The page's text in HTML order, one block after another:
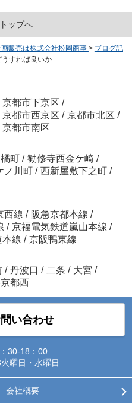
ップへ
販売は株式会社松岡商事 > ブログ記
すれば良いか
京都市下京区 /
京都市西京区 / 京都市北区 /
京都市南区
橘町 / 勧修寺西金ケ崎 /
ノ川町 / 西新屋敷下之町 /
西線 / 阪急京都本線 /
/ 京福電気鉄道嵐山本線 /
本線 / 京阪鴨東線
/ 丹波口 / 二条 / 大宮 /
都西
い合わせ
30-18：00
曜日・水曜日
会社概要